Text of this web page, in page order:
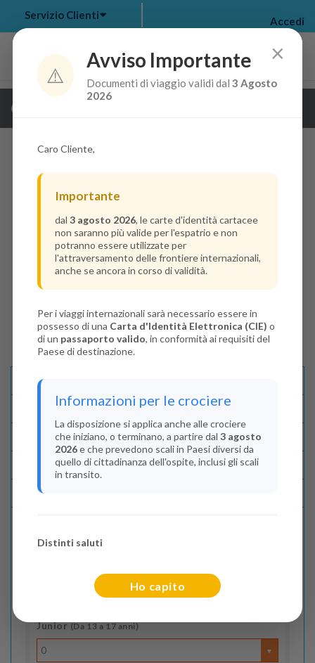
my bookings >
Servizio Clienti Accedi
Guarda i dettagli della crociera
Disponibilità
Condizioni
Recensioni
Indica il numero dei passeggeri
Junior(Da 13 a 17 anni)
0
×
⚠️
Avviso Importante
Documenti di viaggio validi dal3 Agosto
2026
Caro Cliente,
Importante
dal 3 agosto 2026, le carte d'identità cartacee
non saranno più valide per l'espatrio e non
potranno essere utilizzate per
l'attraversamento delle frontiere internazionali,
anche se ancora in corso di validità.
Per i viaggi internazionali sarà necessario essere in
possesso di una Carta d'Identità Elettronica (CIE) o
di un passaporto valido, in conformità ai requisiti del
Paese di destinazione.
Informazioni per le crociere
La disposizione si applica anche alle crociere
che iniziano, o terminano, a partire dal 3 agosto
2026e che prevedono scali in Paesi diversi da
quello di cittadinanza dell'ospite, inclusi gli scali
in transito.
Distinti saluti
Ho capito